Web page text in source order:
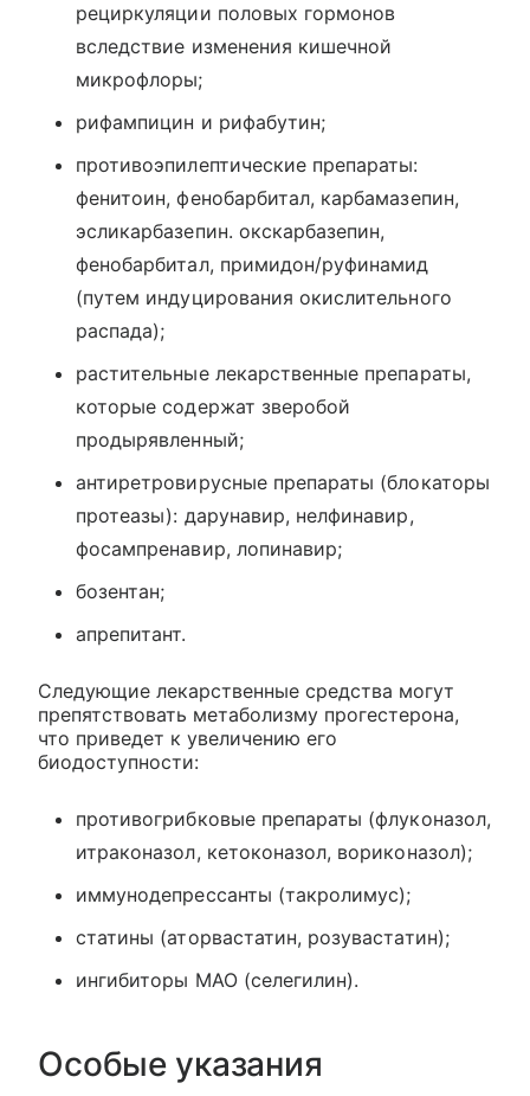
рециркуляции половых гормонов
вследствие изменения кишечной
микрофлоры;
рифампицин и рифабутин;
противоэпилептические препараты:
фенитоин, фенобарбитал, карбамазепин,
эсликарбазепин. окскарбазепин,
фенобарбитал, примидон/руфинамид
(путем индуцирования окислительного
распада);
растительные лекарственные препараты,
которые содержат зверобой
продырявленный;
антиретровирусные препараты (блокаторы
протеазы): дарунавир, нелфинавир,
фосампренавир, лопинавир;
бозентан;
апрепитант.
Следующие лекарственные средства могут
препятствовать метаболизму прогестерона,
что приведет к увеличению его
биодоступности:
противогрибковые препараты (флуконазол,
итраконазол, кетоконазол, вориконазол);
иммунодепрессанты (такролимус);
статины (аторвастатин, розувастатин);
ингибиторы МАО (селегилин).
Особые указания